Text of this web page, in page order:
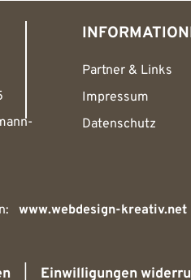
Partner & Links
Impressum
Datenschutz
www.webdesign-kreativ.net
Einwilligungen